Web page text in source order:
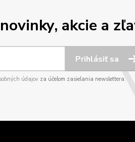
akcie a
Prihlásiť sa
údajovza účelom zasielania newslettera.